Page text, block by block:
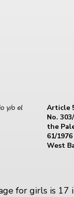
y/o el
Article
No.
the
61/
West
for girls is 17